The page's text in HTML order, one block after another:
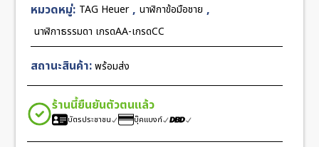
Steel
ให้
เลือก
3หน้า
ชิ้น
หมวดหมู่: TAG Heuer , นาฬิกาข้อมือชาย ,
นาฬิกาธรรมดา เกรดAA-เกรดCC
สถานะสินค้า:พร้อมส่ง
ร้านนี้ยืนยันตัวตนแล้ว
บัตรประชาชน บุ๊คแบงก์